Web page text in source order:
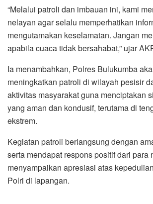
“Melalui patroli dan imbauan ini, kami
nelayan agar selalu memperhatikan
mengutamakan keselamatan. Jangan
apabila cuaca tidak bersahabat,” ujar
Ia menambahkan, Polres Bulukumba
meningkatkan patroli di wilayah pesisir
aktivitas masyarakat guna menciptakan
yang aman dan kondusif, terutama di
ekstrem.
Kegiatan patroli berlangsung dengan
serta mendapat respons positif dari para
menyampaikan apresiasi atas
Polri di lapangan.